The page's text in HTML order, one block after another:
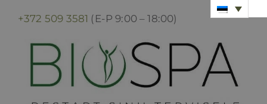
content
+372 509 3581 (E-P 9:00 – 18:00)